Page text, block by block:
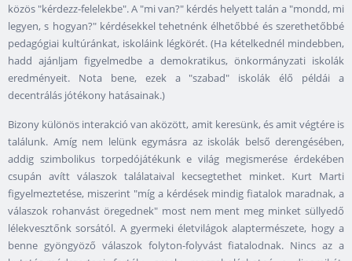
közös "kérdezz-felelekbe". A "mi van?" kérdés helyett talán a "mondd, mi
legyen, s hogyan?" kérdésekkel tehetnénk élhetőbbé és szerethetőbbé
pedagógiai kultúránkat, iskoláink légkörét. (Ha kételkednél mindebben,
hadd ajánljam figyelmedbe a demokratikus, önkormányzati iskolák
eredményeit. Nota bene, ezek a "szabad" iskolák élő példái a
decentrálás jótékony hatásainak.)
Bizony különös interakció van aközött, amit keresünk, és amit végtére is
találunk. Amíg nem lelünk egymásra az iskolák belső derengésében,
addig szimbolikus torpedójátékunk e világ megismerése érdekében
csupán avítt válaszok találataival kecsegtethet minket. Kurt Marti
figyelmeztetése, miszerint "míg a kérdések mindig fiatalok maradnak, a
válaszok rohanvást öregednek" most nem ment meg minket süllyedő
lélekvesztőnk sorsától. A gyermeki életvilágok alaptermészete, hogy a
benne gyöngyöző válaszok folyton-folyvást fiatalodnak. Nincs az a